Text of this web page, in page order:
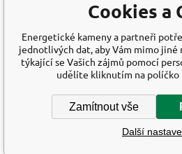
Cookies a
Energetické kameny a partneři
jednotlivých dat, aby Vám mimo
týkající se Vašich zájmů pomocí
udělíte kliknutím na políčko
Zamítnout vše
Další